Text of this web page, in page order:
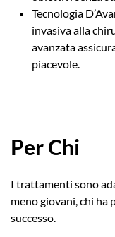
Tecnologia
invasiva alla
avanzata
piacevole.
Per Chi
I trattamenti sono
meno giovani, chi ha
successo.